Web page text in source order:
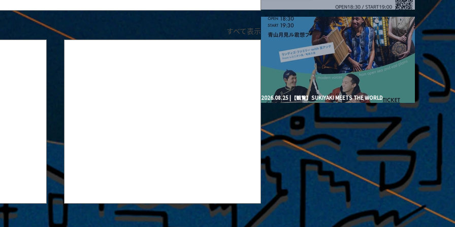
すべて表示
2026.08.20 |【観覧】月見ル君想フpre. “Brand New Moon #3”
2026.08.25 |【観覧】SUKIYAKI MEETS THE WORLD
presentsLINDIGO FAMILY with ANNA SATO, ODUCHU modern
voices from open sea and vast plains